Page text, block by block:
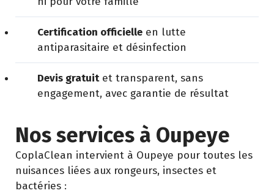
Certification officielle en lutte
antiparasitaire et désinfection
Devis gratuitet transparent, sans
engagement, avec garantie de résultat
Nos services à Oupeye
CoplaClean intervient à Oupeye pour toutes les
nuisances liées aux rongeurs, insectes et
bactéries :